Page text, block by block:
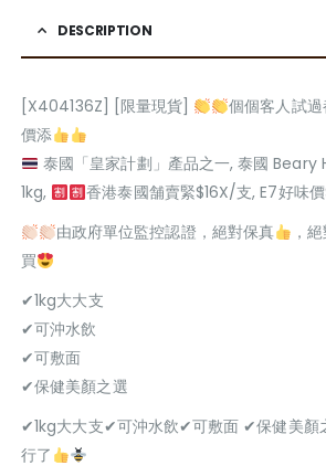
DESCRIPTION
[X404136Z] [限量現貨]
個個客人試
價添
泰國「皇家計劃」產品之一, 泰國 Beary
1kg,
香港泰國舗賣緊$16X/支, E7好味
由政府單位監控認證，絕對保真
，
買
✔1kg大大支
✔可沖水飲
✔可敷面
✔保健美顏之選
✔1kg大大支✔可沖水飲✔可敷面 ✔保健美顏
行了